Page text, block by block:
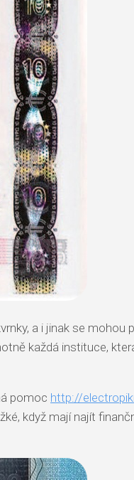
a i jinak se mohou
každá instituce,
pomoc http://
když mají najít